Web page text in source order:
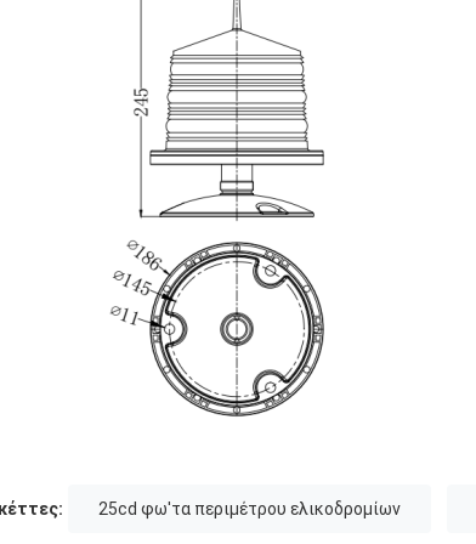
25cd φω'τα περιμέτρου ελικοδρομίων